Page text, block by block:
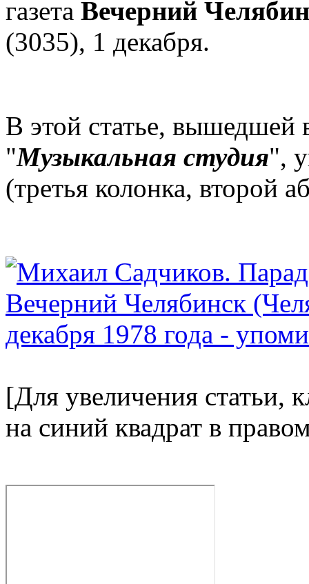
газета Вечерний
(3035), 1 декабря.
В этой статье, вышедшей
"Музыкальная студия",
(третья колонка, второй
[Для увеличения статьи,
на синий квадрат в